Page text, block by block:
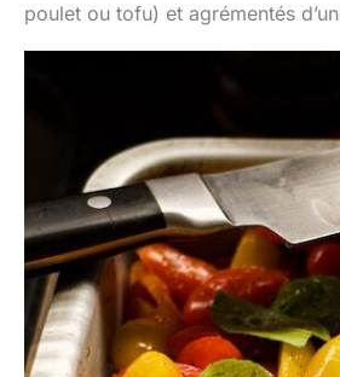
poulet ou tofu) et agrémentés